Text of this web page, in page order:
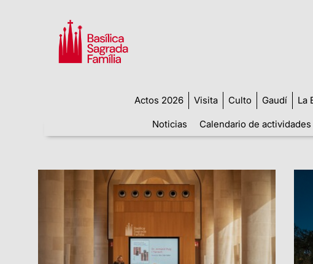
Actos 2026 Visita Culto Gaudí La
Noticias
Calendario de actividades